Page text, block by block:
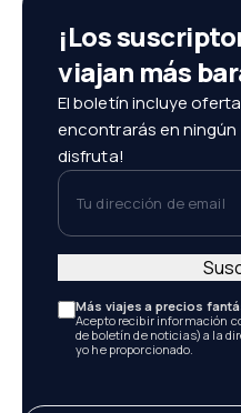
¡Los
viajan más
El boletín incluye
encontrarás en ningún
disfruta!
Tu dirección de email
Más viajes a precios
Acepto recibir información
de boletín de noticias) a la
yo he proporcionado.